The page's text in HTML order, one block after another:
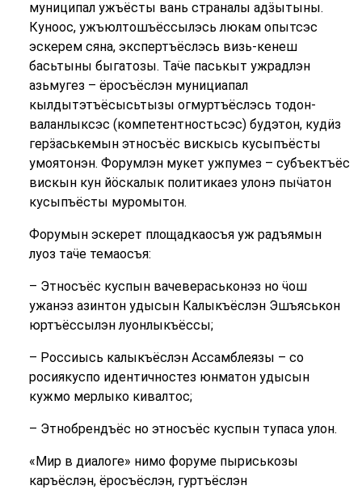
муниципал ужъёсты вань страналы адӟытыны.
Куноос, ужъюлтошъёссылэсь люкам опытсэс
эскерем сяна, экспертъёслэсь визь-кенеш
басьтыны быгатозы. Таӵе паськыт ужрадлэн
азьмугез – ёросъёслэн мунициапал
кылдытэтъёсысьтызы огмуртъёслэсь тодон-
валанлыксэс (компетентностьсэс) будэтон, кудӥз
герӟаськемын этносъёс вискысь кусыпъёсты
умоятонэн. Форумлэн мукет ужпумез – субъектъёс
вискын кун йӧскалык политикаез улонэ пыӵатон
кусыпъёсты муромытон.
Форумын эскерет площадкаосъя уж радъямын
луоз таӵе темаосъя:
– Этносъёс куспын вачевераськонэз но ӵош
ужанэз азинтон удысын Калыкъёслэн Эшъяськон
юртъёссылэн луонлыкъёссы;
– Россиысь калыкъёслэн Ассамблеязы – со
росиякуспо идентичностез юнматон удысын
кужмо мерлыко кивалтос;
– Этнобрендъёс но этносъёс куспын тупаса улон.
«Мир в диалоге» нимо форуме пыриськозы
каръёслэн, ёросъёслэн, гуртъёслэн